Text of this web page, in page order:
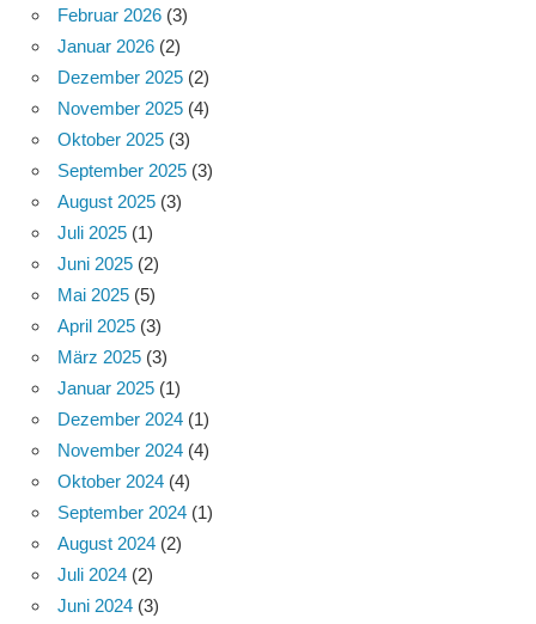
Februar 2026 (3)
Januar 2026 (2)
Dezember 2025 (2)
November 2025 (4)
Oktober 2025 (3)
September 2025 (3)
August 2025 (3)
Juli 2025 (1)
Juni 2025 (2)
Mai 2025 (5)
April 2025 (3)
März 2025 (3)
Januar 2025 (1)
Dezember 2024 (1)
November 2024 (4)
Oktober 2024 (4)
September 2024 (1)
August 2024 (2)
Juli 2024 (2)
Juni 2024 (3)